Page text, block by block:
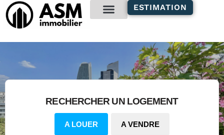
principal
ESTIMATION
RECHERCHER UN LOGEMENT
A LOUER A VENDRE